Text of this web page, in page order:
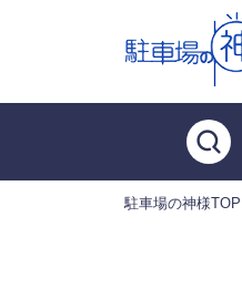
駐車場の神様TOP